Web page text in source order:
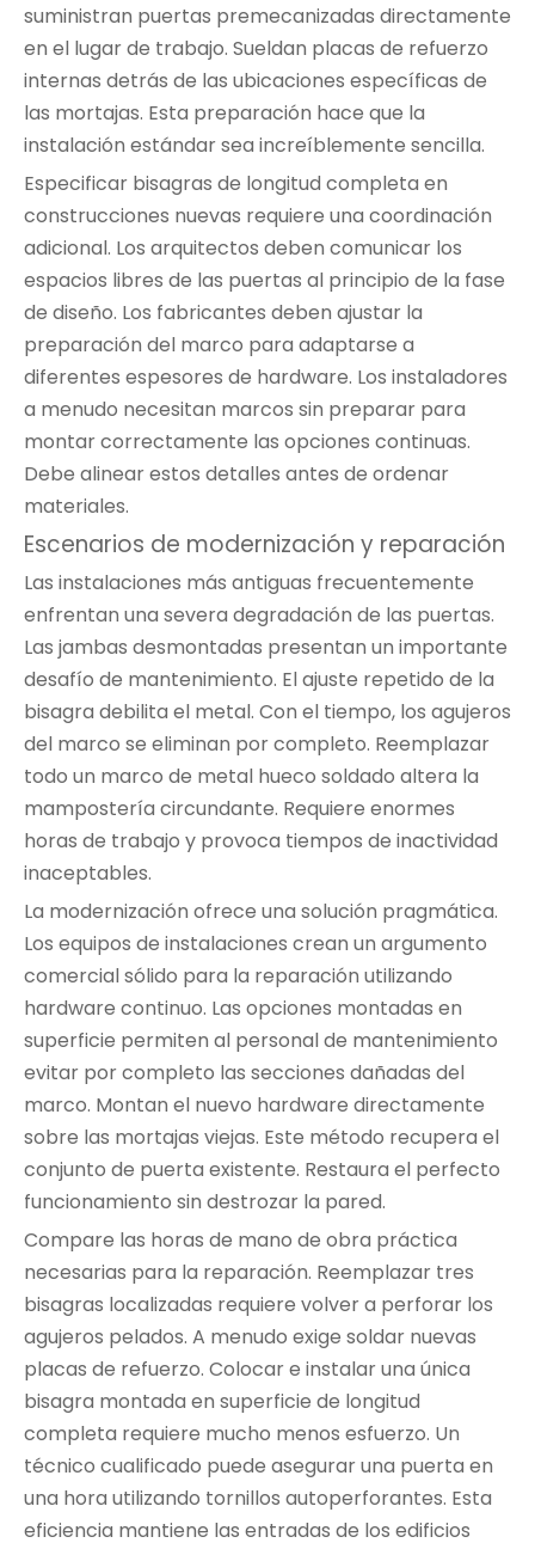
suministran puertas premecanizadas directamente
en el lugar de trabajo. Sueldan placas de refuerzo
internas detrás de las ubicaciones específicas de
las mortajas. Esta preparación hace que la
instalación estándar sea increíblemente sencilla.
Especificar bisagras de longitud completa en
construcciones nuevas requiere una coordinación
adicional. Los arquitectos deben comunicar los
espacios libres de las puertas al principio de la fase
de diseño. Los fabricantes deben ajustar la
preparación del marco para adaptarse a
diferentes espesores de hardware. Los instaladores
a menudo necesitan marcos sin preparar para
montar correctamente las opciones continuas.
Debe alinear estos detalles antes de ordenar
materiales.
Escenarios de modernización y reparación
Las instalaciones más antiguas frecuentemente
enfrentan una severa degradación de las puertas.
Las jambas desmontadas presentan un importante
desafío de mantenimiento. El ajuste repetido de la
bisagra debilita el metal. Con el tiempo, los agujeros
del marco se eliminan por completo. Reemplazar
todo un marco de metal hueco soldado altera la
mampostería circundante. Requiere enormes
horas de trabajo y provoca tiempos de inactividad
inaceptables.
La modernización ofrece una solución pragmática.
Los equipos de instalaciones crean un argumento
comercial sólido para la reparación utilizando
hardware continuo. Las opciones montadas en
superficie permiten al personal de mantenimiento
evitar por completo las secciones dañadas del
marco. Montan el nuevo hardware directamente
sobre las mortajas viejas. Este método recupera el
conjunto de puerta existente. Restaura el perfecto
funcionamiento sin destrozar la pared.
Compare las horas de mano de obra práctica
necesarias para la reparación. Reemplazar tres
bisagras localizadas requiere volver a perforar los
agujeros pelados. A menudo exige soldar nuevas
placas de refuerzo. Colocar e instalar una única
bisagra montada en superficie de longitud
completa requiere mucho menos esfuerzo. Un
técnico cualificado puede asegurar una puerta en
una hora utilizando tornillos autoperforantes. Esta
eficiencia mantiene las entradas de los edificios